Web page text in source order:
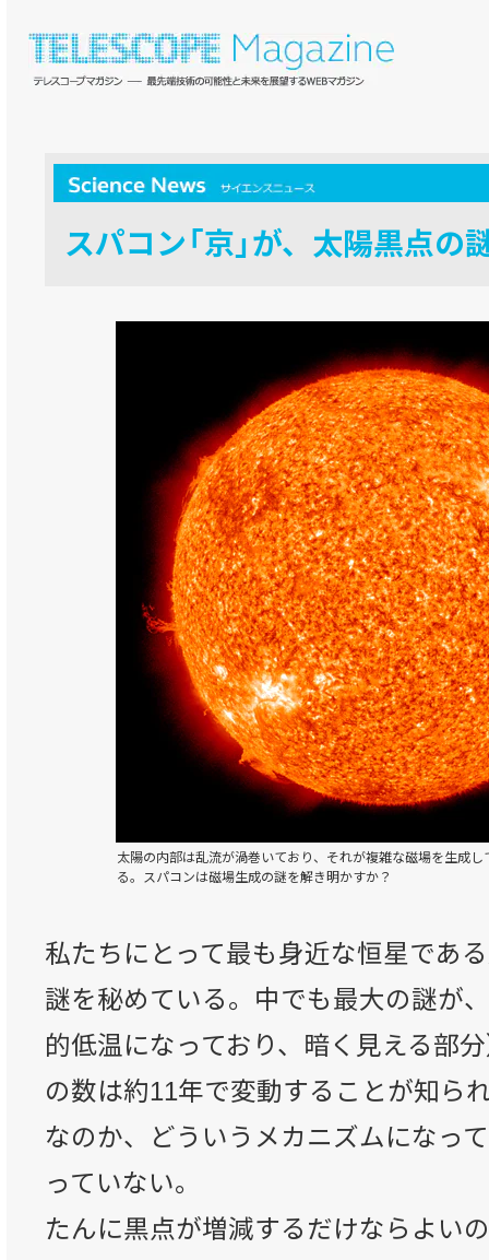
スパコン「京」が、太陽黒点の
太陽の内部は乱流が渦巻いており、それが複雑な磁場を生成し
る。スパコンは磁場生成の謎を解き明かすか？
私たちにとって最も身近な恒星であ
謎を秘めている。中でも最大の謎が
的低温になっており、暗く見える部
の数は約11年で変動することが知ら
なのか、どういうメカニズムになっ
っていない。
たんに黒点が増減するだけならよい